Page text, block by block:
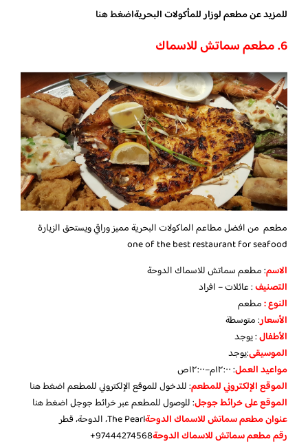
للمزيد عن مطعم لوزار للمأكولات البحريةاضغط هنا
6. مطعم سماتش للاسماك
مطعم من افضل مطاعم الماكولات البحرية مميز وراقي ويستحق الزيارة
one of the best restaurant for seafood
الاسم: مطعم سماتش للاسماك الدوحة
التصنيف: عائلات – افراد
النوع :مطعم
الأسعار:متوسطة
الأطفال:يوجد
الموسيقى:يوجد
مواعيد العمل: ١٢:٠٠م–١٢:٠٠ص
الموقع الإلكتروني للمطعم: للدخول للموقع الإلكتروني للمطعماضغط هنا
الموقع على خرائط جوجل: للوصول للمطعم عبر خرائط جوجلاضغط هنا
عنوان مطعم سماتش للاسماك الدوحةThe Pearl، الدوحة، قطر
رقم مطعم سماتش للاسماك الدوحة97444274568+